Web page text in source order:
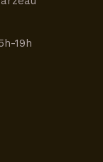
19h